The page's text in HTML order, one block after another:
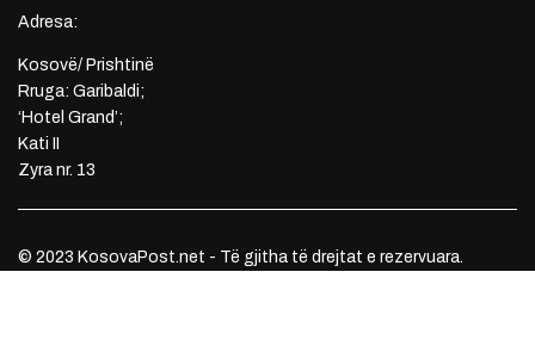
Adresa:
Kosovë/ Prishtinë
Rruga: Garibaldi;
‘Hotel Grand’;
Kati II
Zyra nr. 13
© 2023 KosovaPost.net - Të gjitha të drejtat e rezervuara.